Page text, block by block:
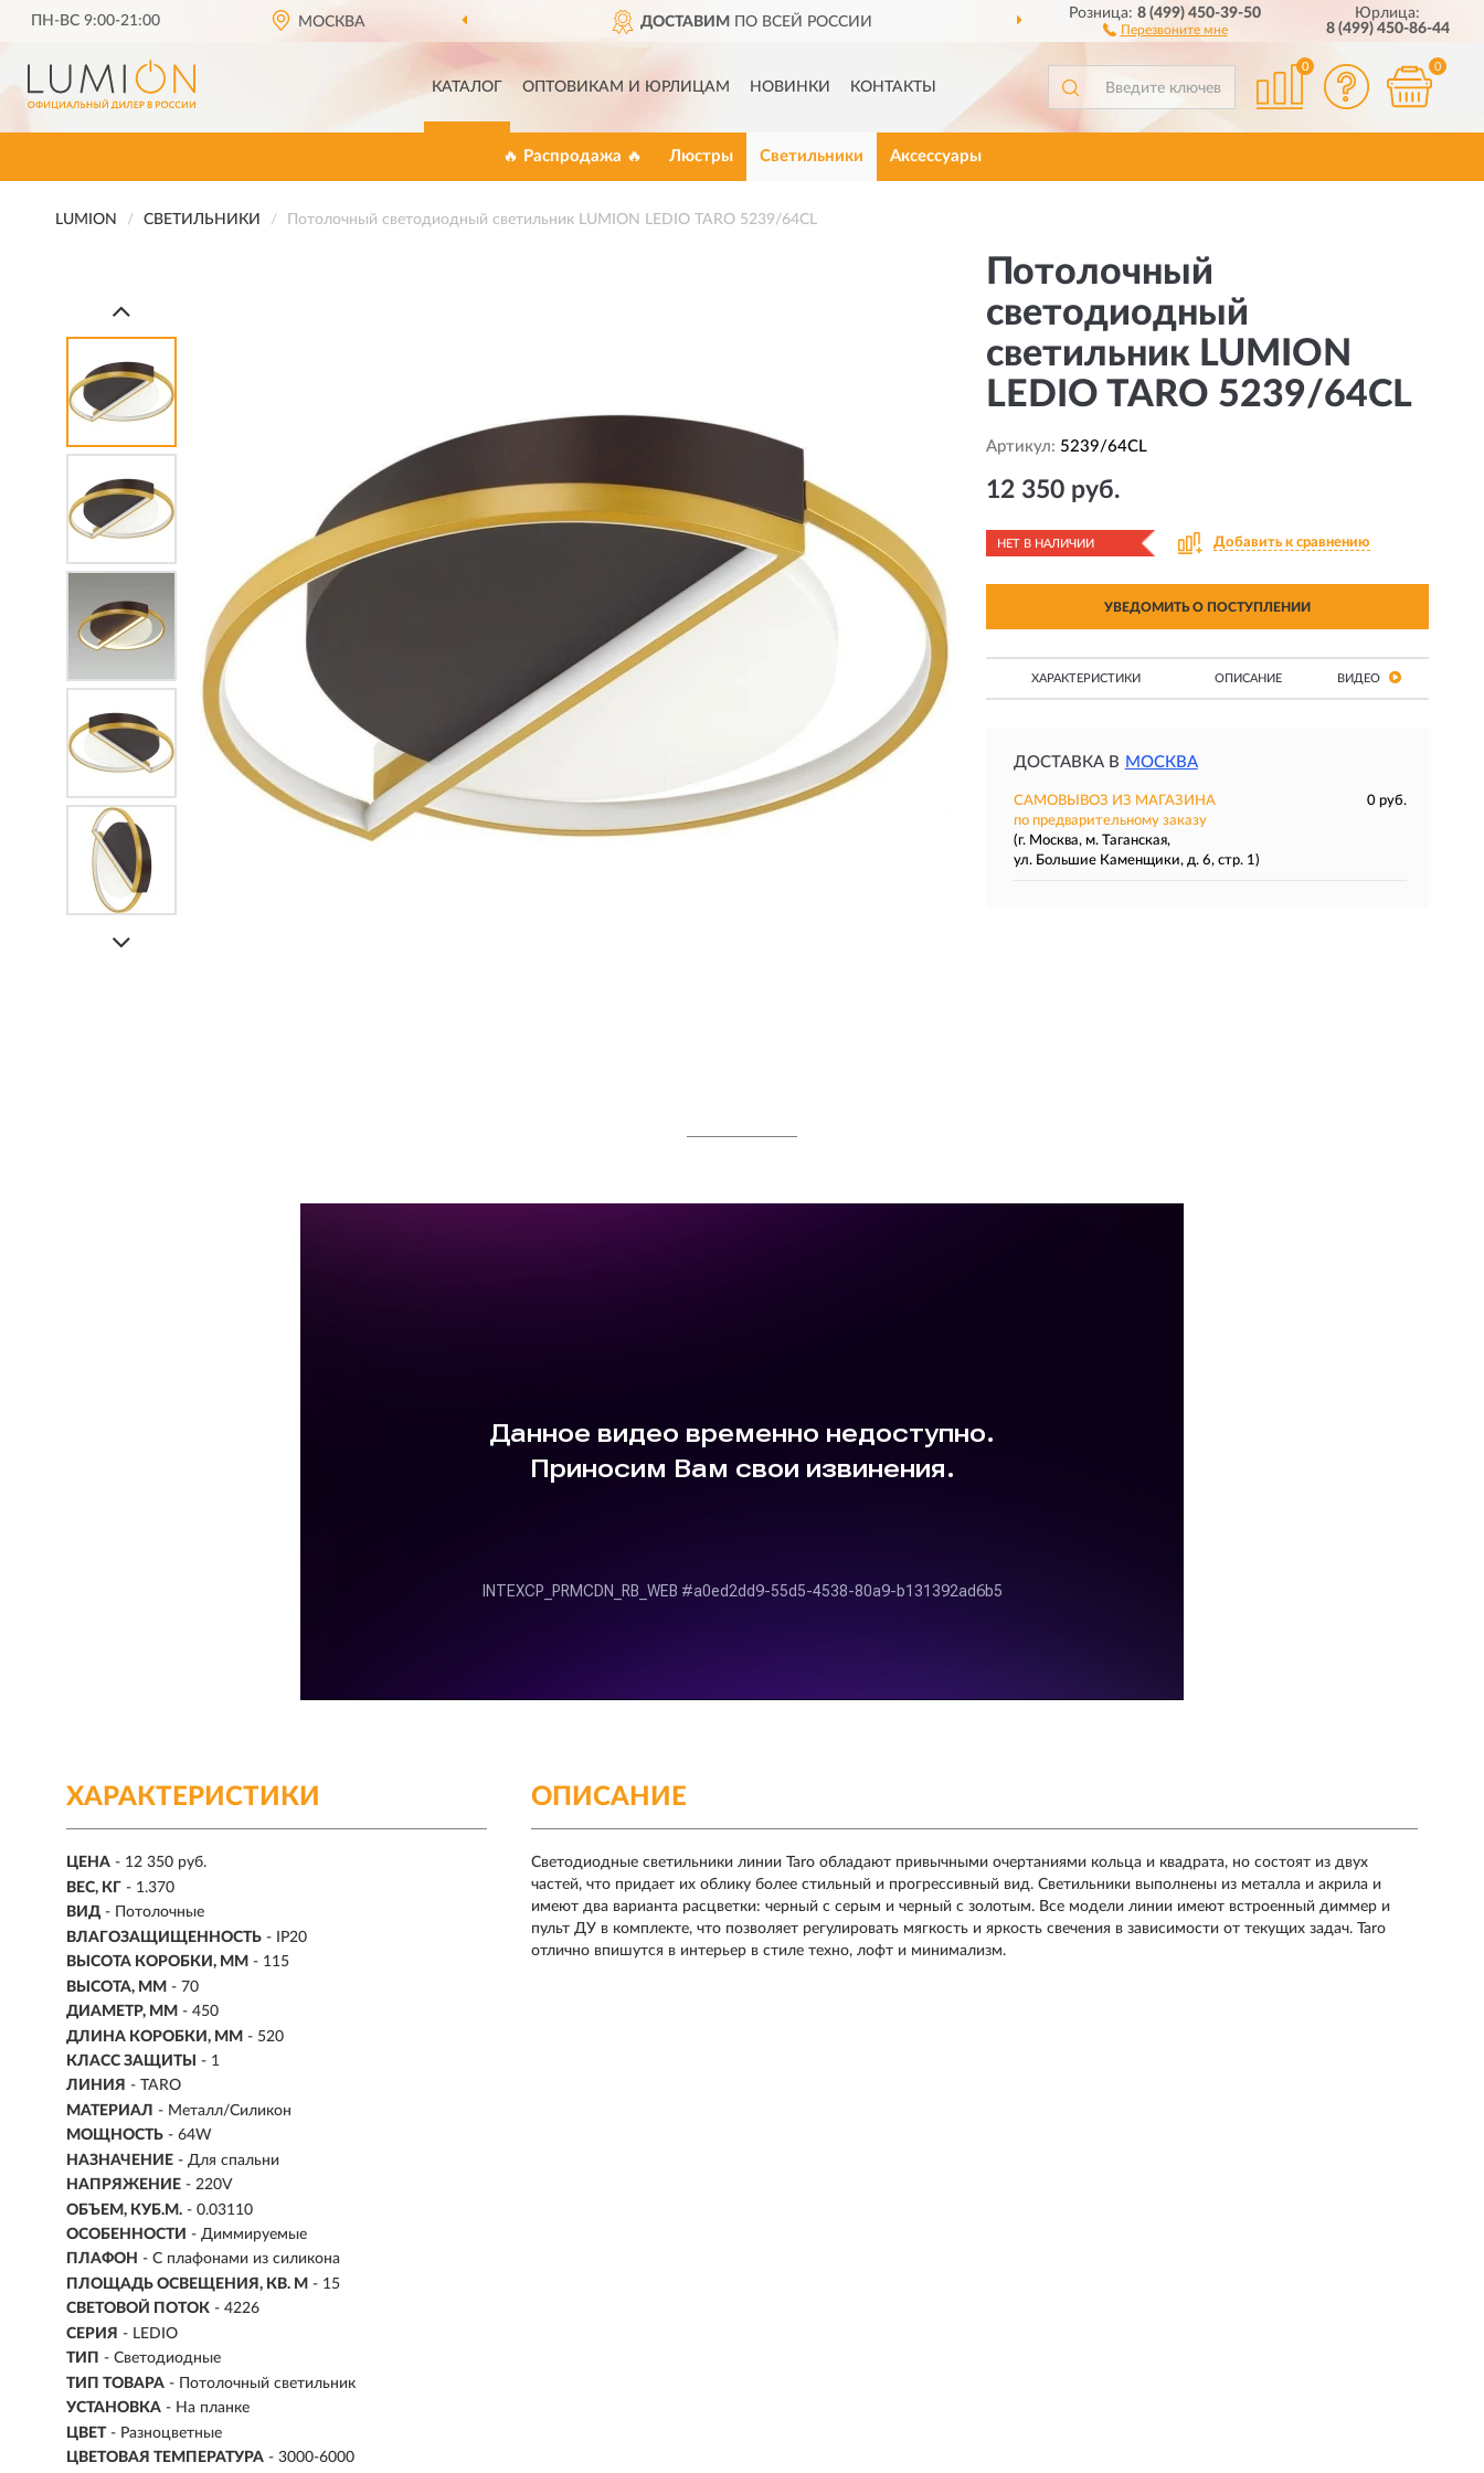
ПН-ВС 9:00-21:00 МОСКВА
ОФИЦИАЛЬНЫЙ ДИЛЕР LUMION В РОССИИ ДОСТАВИМ ПО ВСЕЙ РОССИИ ПОЛНЫЙ АССОРТИМЕНТ БРЕНДА
Розница:8 (499) 450-39-50
Перезвоните мне
Юрлица:
8 (499) 450-86-44
КАТАЛОГ ОПТОВИКАМ И ЮРЛИЦАМ НОВИНКИ КОНТАКТЫ
0 0
🔥 Распродажа 🔥 Люстры Светильники Аксессуары
LUMION СВЕТИЛЬНИКИ Потолочный светодиодный светильник LUMION LEDIO TARO 5239/64CL
Потолочный
светодиодный
светильник LUMION
LEDIO TARO 5239/64CL
Артикул: 5239/64CL
12 350 руб.
НЕТ В НАЛИЧИИ Добавить к сравнению
УВЕДОМИТЬ О ПОСТУПЛЕНИИ
ХАРАКТЕРИСТИКИ ОПИСАНИЕ ВИДЕО
ДОСТАВКА В МОСКВА
САМОВЫВОЗ ИЗ МАГАЗИНА
0 руб.
по предварительному заказу
(г. Москва, м. Таганская,
ул. Большие Каменщики, д. 6, стр. 1)
ХАРАКТЕРИСТИКИ
ЦЕНА - 12 350 руб.
ВЕС, КГ - 1.370
ВИД - Потолочные
ВЛАГОЗАЩИЩЕННОСТЬ - IP20
ВЫСОТА КОРОБКИ, ММ - 115
ВЫСОТА, ММ - 70
ДИАМЕТР, ММ - 450
ДЛИНА КОРОБКИ, ММ - 520
КЛАСС ЗАЩИТЫ
- 1
ЛИНИЯ - TARO
МАТЕРИАЛ - Металл/Силикон
МОЩНОСТЬ - 64W
НАЗНАЧЕНИЕ - Для спальни
НАПРЯЖЕНИЕ - 220V
ОБЪЕМ, КУБ.М. - 0.03110
ОСОБЕННОСТИ - Диммируемые
ПЛАФОН - С плафонами из силикона
ПЛОЩАДЬ ОСВЕЩЕНИЯ, КВ. М - 15
СВЕТОВОЙ ПОТОК - 4226
СЕРИЯ - LEDIO
ТИП - Светодиодные
ТИП ТОВАРА - Потолочный светильник
УСТАНОВКА - На планке
ЦВЕТ - Разноцветные
ЦВЕТОВАЯ ТЕМПЕРАТУРА - 3000-6000
ОПИСАНИЕ
Светодиодные светильники линии Taro обладают привычными очертаниями кольца и квадрата, но состоят из двух
частей, что придает их облику более стильный и прогрессивный вид. Светильники выполнены из металла и акрила и
имеют два варианта расцветки: черный с серым и черный с золотым. Все модели линии имеют встроенный диммер и
пульт ДУ в комплекте, что позволяет регулировать мягкость и яркость свечения в зависимости от текущих задач. Taro
отлично впишутся в интерьер в стиле техно, лофт и минимализм.